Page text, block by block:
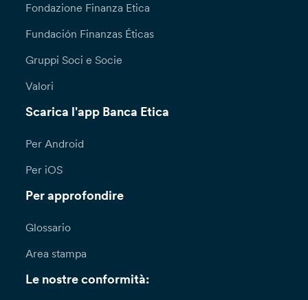
Fondazione Finanza Etica
Fundación Finanzas Éticas
Gruppi Soci e Socie
Valori
Scarica l'app Banca Etica
Per Android
Per iOS
Per approfondire
Glossario
Area stampa
Le nostre conformità: